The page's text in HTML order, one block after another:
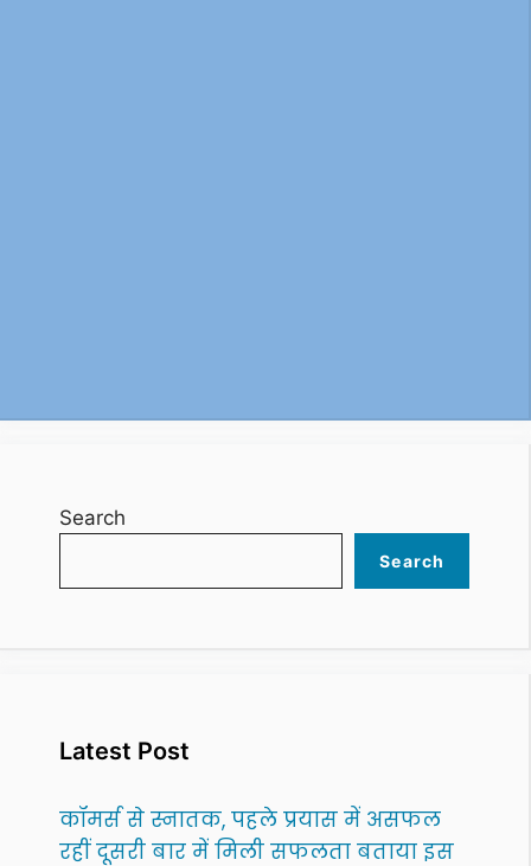
Search
Search
Latest Post
कॉमर्स से स्नातक, पहले प्रयास में असफल
रहीं दूसरी बार में मिली सफलता बताया इस